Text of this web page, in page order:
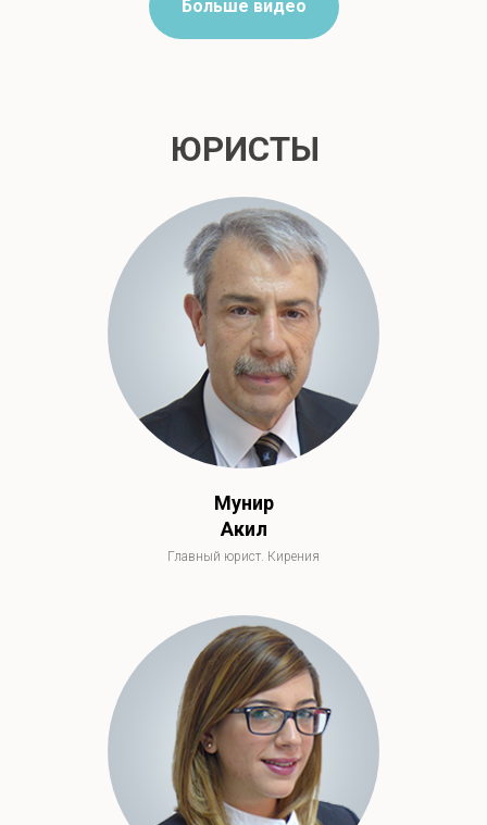
Больше видео
ЮРИСТЫ
ЮРИСТЫ
Мунир
Акил
Главный юрист. Кирения